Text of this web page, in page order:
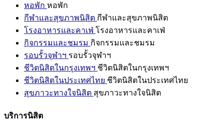
หอพัก หอพัก
กีฬาและสุขภาพนิสิต กีฬาและสุขภาพนิสิต
โรงอาหารและคาเฟ่ โรงอาหารและคาเฟ่
กิจกรรมและชมรม กิจกรรมและชมรม
รอบรั้วจุฬาฯ รอบรั้วจุฬาฯ
ชีวิตนิสิตในกรุงเทพฯ ชีวิตนิสิตในกรุงเทพฯ
ชีวิตนิสิตในประเทศไทย ชีวิตนิสิตในประเทศไทย
สุขภาวะทางใจนิสิต สุขภาวะทางใจนิสิต
บริการนิสิต